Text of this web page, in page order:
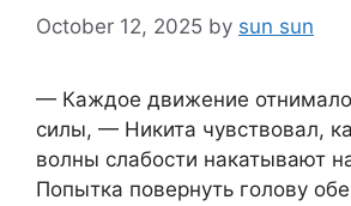
October 12, 2025 by sun sun
— Каждое движение
силы, — Никита чувствовал,
волны слабости накатывают
Попытка повернуть голову